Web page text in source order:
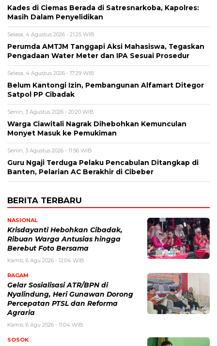
Kades di Ciemas Berada di Satresnarkoba, Kapolres:
Masih Dalam Penyelidikan
Selasa, 4 Agustus 2026 - 21:25 WIB
Perumda AMTJM Tanggapi Aksi Mahasiswa, Tegaskan
Pengadaan Water Meter dan IPA Sesuai Prosedur
Selasa, 4 Agustus 2026 - 17:29 WIB
Belum Kantongi Izin, Pembangunan Alfamart Ditegor
Satpol PP Cibadak
Senin, 3 Agustus 2026 - 20:20 WIB
Warga Ciawitali Nagrak Dihebohkan Kemunculan
Monyet Masuk ke Pemukiman
Senin, 3 Agustus 2026 - 11:56 WIB
Guru Ngaji Terduga Pelaku Pencabulan Ditangkap di
Banten, Pelarian AC Berakhir di Cibeber
BERITA TERBARU
NASIONAL
Krisdayanti Hebohkan Cibadak,
Ribuan Warga Antusias hingga
Berebut Foto Bersama
Kamis, 6 Agu 2026 - 12:04 WIB
RAGAM
Gelar Sosialisasi ATR/BPN di
Nyalindung, Heri Gunawan Dorong
Percepatan PTSL dan Reforma
Agraria
Kamis, 6 Agu 2026 - 11:04 WIB
SOSOK